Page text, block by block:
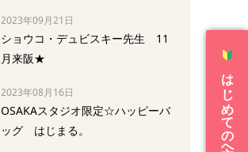
2023年09月21日
ショウコ・デュビスキー先生 11
月来阪★
2023年08月16日
OSAKAスタジオ限定☆ハッピーバ
ッグ はじまる。
はじめての方へ